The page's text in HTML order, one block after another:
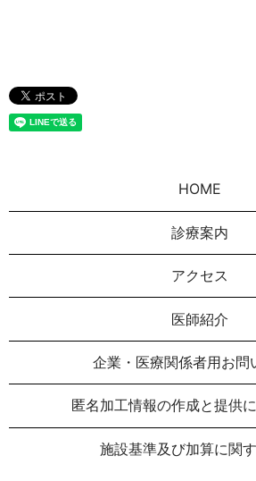
HOME
診療案内
アクセス
医師紹介
企業・医療関係者用お問
匿名加⼯情報の作成と提供
施設基準及び加算に関